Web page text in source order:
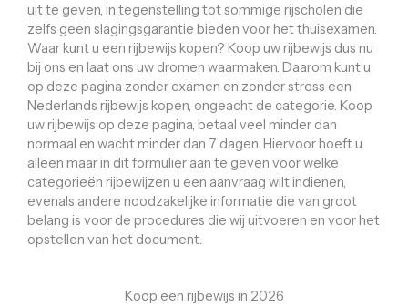
uit te geven, in tegenstelling tot sommige rijscholen die
zelfs geen slagingsgarantie bieden voor het thuisexamen.
Waar kunt u een rijbewijs kopen? Koop uw rijbewijs dus nu
bij ons en laat ons uw dromen waarmaken. Daarom kunt u
op deze pagina zonder examen en zonder stress een
Nederlands rijbewijs kopen, ongeacht de categorie. Koop
uw rijbewijs op deze pagina, betaal veel minder dan
normaal en wacht minder dan 7 dagen. Hiervoor hoeft u
alleen maar in dit formulier aan te geven voor welke
categorieën rijbewijzen u een aanvraag wilt indienen,
evenals andere noodzakelijke informatie die van groot
belang is voor de procedures die wij uitvoeren en voor het
opstellen van het document.
Koop een rijbewijs in 2026